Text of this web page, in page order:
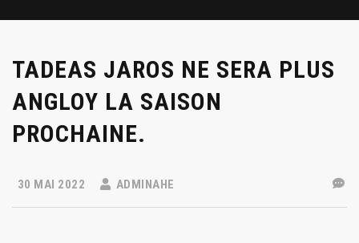
TADEAS JAROS NE SERA PLUS
ANGLOY LA SAISON
PROCHAINE.
30 MAI 2022 ADMINAHE